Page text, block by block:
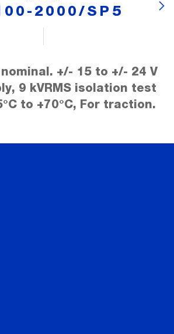
2000/SP5
nominal. +/- 15 to +/- 24 V
9 kVRMS isolation test
to +70°C, For traction.